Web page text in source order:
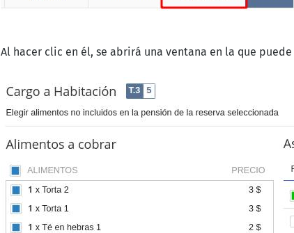
Al hacer clic en él, se abrirá una ventana en la que puede